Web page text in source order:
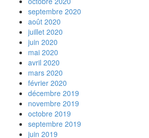
septembre 2020
août 2020
juillet 2020
juin 2020
mai 2020
avril 2020
mars 2020
février 2020
décembre 2019
novembre 2019
octobre 2019
septembre 2019
juin 2019